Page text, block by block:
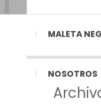
MALETA
NOSOTROS